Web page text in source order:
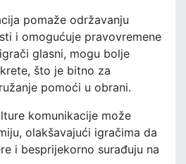
pomaže održavanju
i omogućuje pravovremene
glasni, mogu bolje
što je bitno za
pomoći u obrani.
komunikacije može
olakšavajući igračima da
i besprijekorno surađuju na